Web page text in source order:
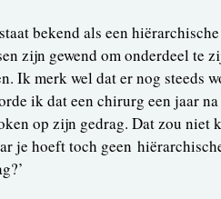
bekend als een
zijn gewend om onderdeel te
Ik merk wel dat er nog steeds
ik dat een chirurg een jaar
op zijn gedrag. Dat zou
je hoeft toch geen